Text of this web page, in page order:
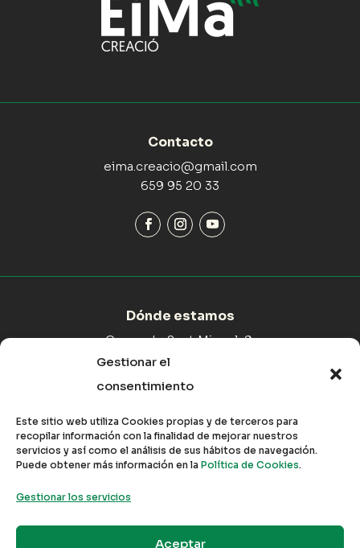
Gestionar el
consentimiento
Este sitio web utiliza Cookies propias y de terceros para
recopilar información con la finalidad de mejorar nuestros
servicios y así como el análisis de sus hábitos de navegación.
Puede obtener más información en la Política de Cookies.
Gestionar los servicios
Aceptar
Contacto
eima.creacio@gmail.com
659 95 20 33
Dónde estamos
Carrer de Sant Miquel, 9,
07519 Maria de la Salut,
Illes Balears
Como llegar
© 2024 – EIMA